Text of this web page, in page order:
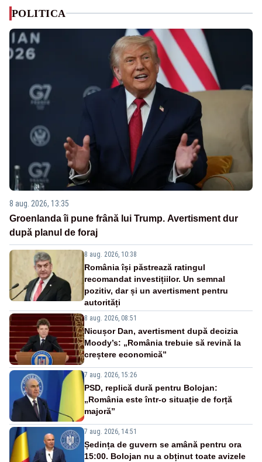
POLITICA
8 aug. 2026, 13:35
Groenlanda îi pune frână lui Trump. Avertisment dur
după planul de foraj
8 aug. 2026, 10:38
România își păstrează ratingul
recomandat investițiilor. Un semnal
pozitiv, dar și un avertisment pentru
autorități
8 aug. 2026, 08:51
Nicușor Dan, avertisment după decizia
Moody’s: „România trebuie să revină la
creștere economică”
7 aug. 2026, 15:26
PSD, replică dură pentru Bolojan:
„România este într-o situație de forță
majoră”
7 aug. 2026, 14:51
Ședința de guvern se amână pentru ora
15:00. Bolojan nu a obținut toate avizele